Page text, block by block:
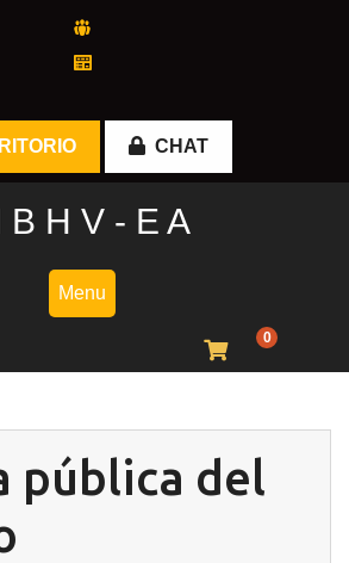
CHAT
B H V - E A
Menu
0
pública del